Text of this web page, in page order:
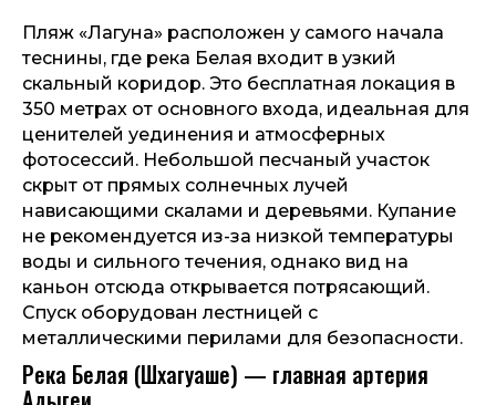
Пляж «Лагуна» расположен у самого начала
теснины, где река Белая входит в узкий
скальный коридор. Это бесплатная локация в
350 метрах от основного входа, идеальная для
ценителей уединения и атмосферных
фотосессий. Небольшой песчаный участок
скрыт от прямых солнечных лучей
нависающими скалами и деревьями. Купание
не рекомендуется из-за низкой температуры
воды и сильного течения, однако вид на
каньон отсюда открывается потрясающий.
Спуск оборудован лестницей с
металлическими перилами для безопасности.
Река Белая (Шхагуаше) — главная артерия